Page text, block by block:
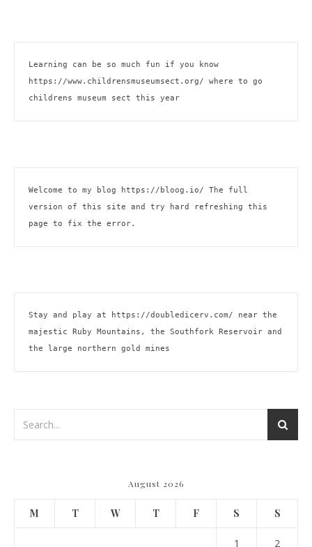
https://www.childrensmuseumsect.org/ where to go
childrens museum sect this year
Welcome to my blog https://bloog.io/ The full
version of this site and try hard refreshing this
page to fix the error.
Stay and play at https://doubledicerv.com/ near the
majestic Ruby Mountains, the Southfork Reservoir and
the large northern gold mines
August 2026
M T W T F S S
1 2